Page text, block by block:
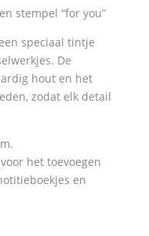
stempel “for you”
speciaal tintje
De
hout en het
zodat elk detail
het toevoegen
en